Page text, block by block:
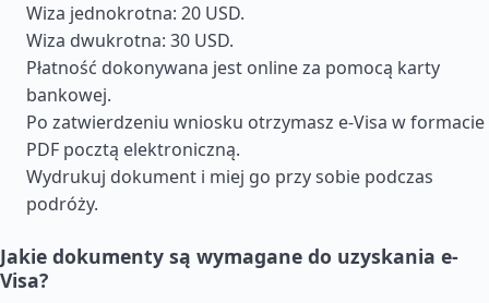
Wiza jednokrotna: 20 USD.
Wiza dwukrotna: 30 USD.
Płatność dokonywana jest online za pomocą karty
bankowej.
Po zatwierdzeniu wniosku otrzymasz e-Visa w formacie
PDF pocztą elektroniczną.
Wydrukuj dokument i miej go przy sobie podczas
podróży.
Jakie dokumenty są wymagane do uzyskania e-
Visa?